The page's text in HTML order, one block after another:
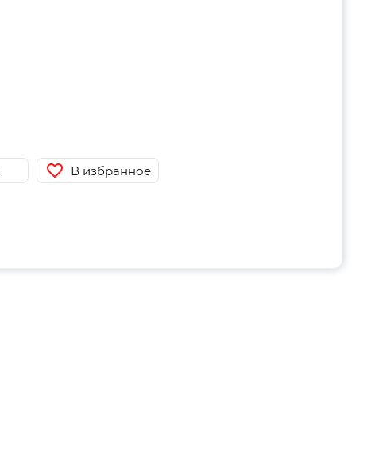
В избранное